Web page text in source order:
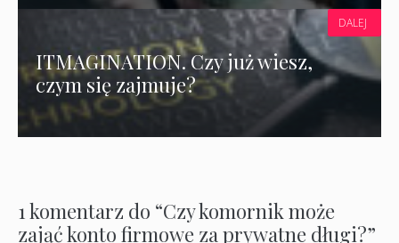
ITMAGINATION. Czy już wiesz,
czym się zajmuje?
DALEJ
1 komentarz do “Czy komornik może
zająć konto firmowe za prywatne długi?”